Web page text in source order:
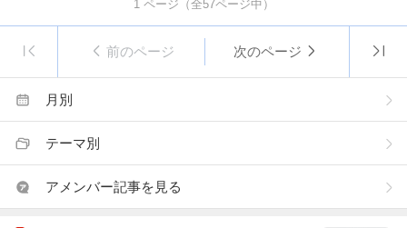
1 ページ（全57ページ中）
前のページ 次のページ
月別
テーマ別
アメンバー記事を見る